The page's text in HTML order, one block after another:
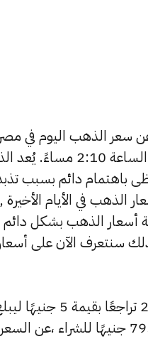
سعر الذهب اليوم في
الأثنين 20 أبريل الساعة
باهتمام دائم بسبب
الذهب في الأيام الأخيرة
بتغطية أسعار الذهب بشكل
سنتعرف الآن على
جنيهًا للبيع و7955 جنيهًا للشراء ،عن